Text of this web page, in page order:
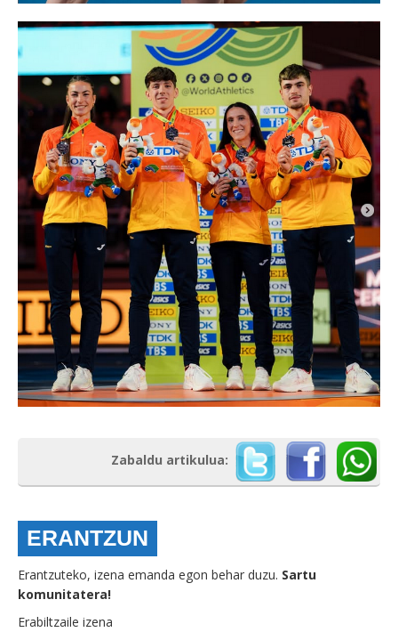
Zabaldu artikulua:
ERANTZUN
Erantzuteko, izena emanda egon behar duzu. Sartu
komunitatera!
Erabiltzaile izena